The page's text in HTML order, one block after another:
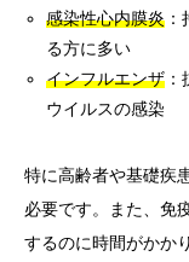
感染性心内膜炎
る方に多い
インフルエンザ
ウイルスの感染
特に高齢者や基礎疾
必要です。また、免
するのに時間がかか